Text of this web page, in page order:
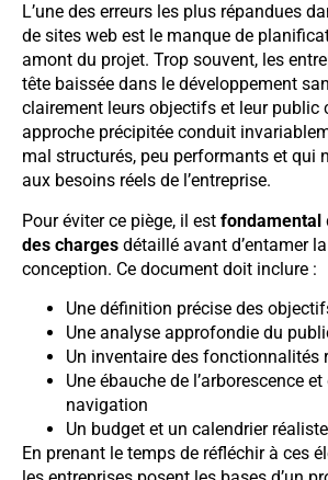
L’une des erreurs les plus répandues
de sites web est le manque de
amont du projet. Trop souvent, les
tête baissée dans le développement
clairement leurs objectifs et leur public
approche précipitée conduit
mal structurés, peu performants et qui
aux besoins réels de l’entreprise.
Pour éviter ce piège, il est fondamental
des charges détaillé avant d’entamer
conception. Ce document doit inclure :
Une définition précise des
Une analyse approfondie du
Un inventaire des fonctionnalités
Une ébauche de l’arborescence
navigation
Un budget et un calendrier
En prenant le temps de réfléchir à ces